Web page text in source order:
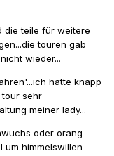
die teile für weitere
touren gab
wieder...
hatte knapp
sehr
meiner lady...
oder orang
um himmelswillen